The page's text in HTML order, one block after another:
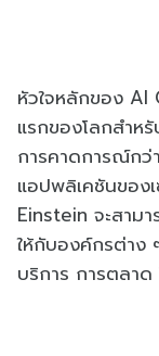
หัวใจหลักของ
แรกของโลกสำห
การคาดการณ์กว่
แอปพลิเคชันขอ
Einstein จะสาม
ให้กับองค์กรต่าง
บริการ การตลา